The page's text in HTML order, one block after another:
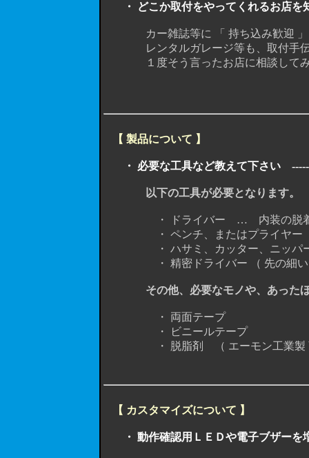
・ どこか取付をやってくれるお店
カー雑誌等に 「 持ち込み歓迎 」 の
レンタルガレージ等も、取付手伝い
１度そう言ったお店に相談してみ
【 製品について 】
・ 必要な工具など教えて下さい
以下の工具が必要となります。
・ ドライバー … 内装の脱着
・ ペンチ、またはプライヤー …
・ ハサミ、カッター、ニッパー
・ 精密ドライバー （ 先の細い
その他、必要なモノや、あった
・ 両面テープ
・ ビニールテープ
・ 脱脂剤 （ エーモン工業製 商品
【 カスタマイズについて 】
・ 動作確認用ＬＥＤや電子ブザー